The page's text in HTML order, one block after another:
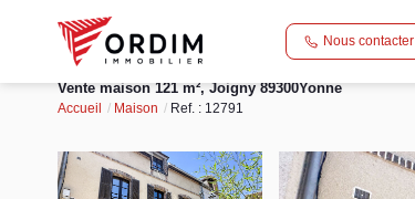
Nous contacter
Vente maison 121 m², Joigny 89300Yonne
Accueil Maison Ref. : 12791